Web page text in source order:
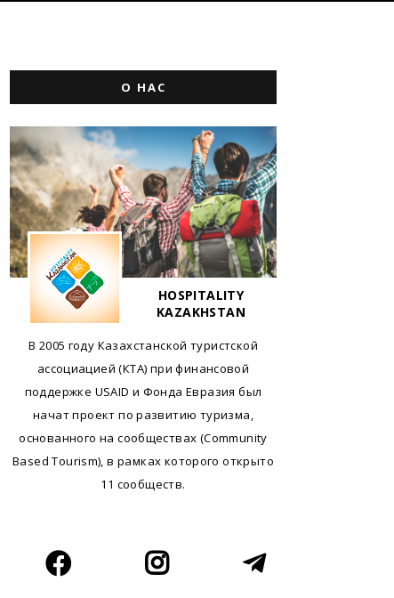
О НАС
HOSPITALITY
KAZAKHSTAN
В 2005 году Казахстанской туристской
ассоциацией (КТА) при финансовой
поддержке USAID и Фонда Евразия был
начат проект по развитию туризма,
основанного на сообществах (Community
Based Tourism), в рамках которого открыто
11 сообществ.